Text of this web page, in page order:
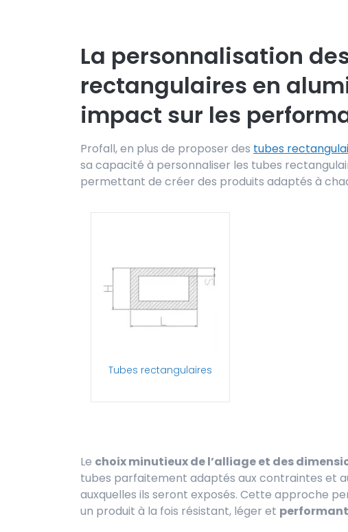
La personnalisation
rectangulaires en
impact sur les
Profall, en plus de proposer des tubes
sa capacité à personnaliser les tubes
permettant de créer des produits adaptés à
Tubes rectangulaires
Le choix minutieux de l’alliage et des
tubes parfaitement adaptés aux contraintes et
auxquelles ils seront exposés. Cette approche
un produit à la fois résistant, léger et